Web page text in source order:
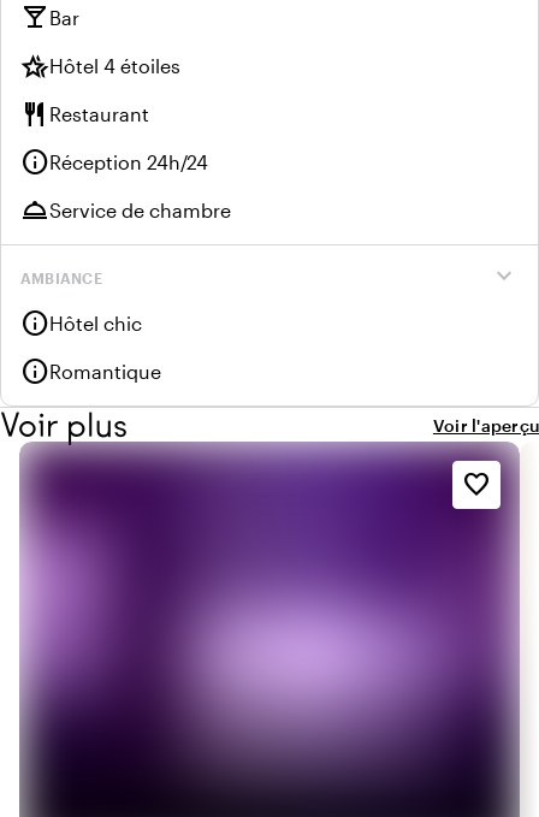
local_bar Bar
hotel_classHôtel 4 étoiles
restaurant Restaurant
infoRéception 24h/24
room_serviceService de chambre
expand_more
AMBIANCE
infoHôtel chic
infoRomantique
Voir plus Voir l'aperçu
favorite_border